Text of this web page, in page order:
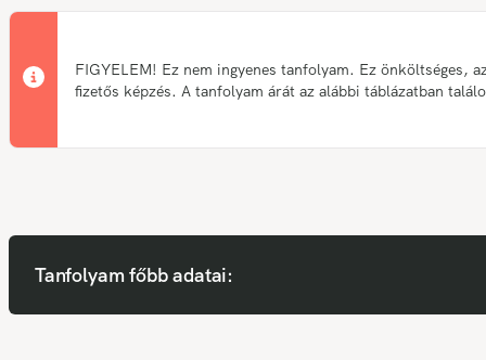
FIGYELEM! Ez nem ingyenes tanfolyam. Ez önköltséges,
fizetős képzés. A tanfolyam árát az alábbi táblázatban
Tanfolyam főbb adatai: